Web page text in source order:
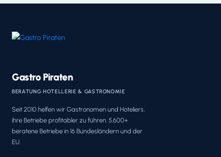
Gastro Piraten
BERATUNG HOTELLERIE & GASTRONOMIE
Seit 2010 helfen wir Gastronomen und Hoteliers,
ihre Betriebe profitabler zu führen. 5.600+
beratene Betriebe in 16 Bundesländern und der
EU.